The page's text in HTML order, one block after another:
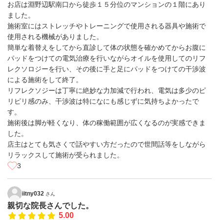
お店は淵野辺駅南口から徒歩１５分位のマンションの１階にあり
ました。
施術室にはストレッチやトレーニングで使用される器具や施術で
使用される機械がありました。
簡単な着替えをしてから直診して体の状態を確かめてからお腹に
パッドをつけての電気治療を行いながらオイルを使用してのリフ
レクソロジーを行い、その後に手と足にパッドをつけての干渉波
による施術をして終了。
リフレクソジーは丁寧に絶妙な力加減で行われ、電気は多少のピ
リピリ感のみ、干渉波は特になにも感じずに気持ちよかったで
す。
施術後は脚が軽くなり、体の稼働範囲が広くなるのが実感できま
した。
店主はとても気さくで話やすい方だったので世間話等をしながら
リラックスして施術が受られました。
3
iitny032 さん
親切な院長さんでした。
5.00